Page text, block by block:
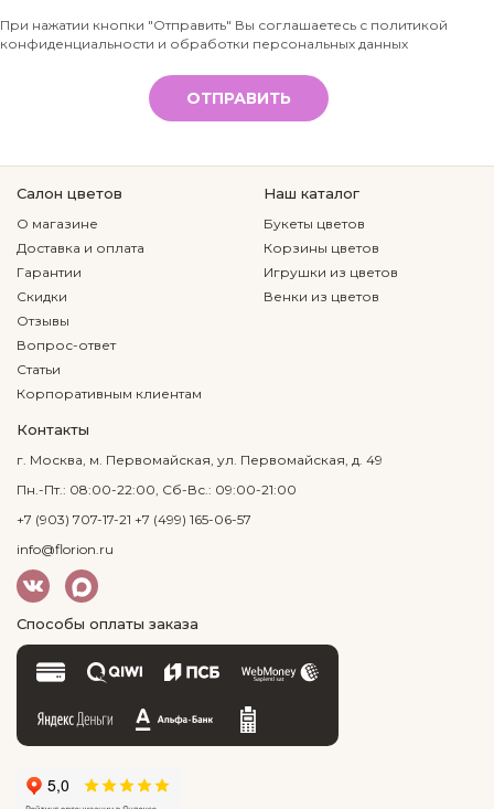
Телефон
*
При нажатии кнопки "Отправить" Вы соглашаетесь с политикой
конфиденциальности и обработки персональных данных
ОТПРАВИТЬ
Салон цветов
О магазине
Доставка и оплата
Гарантии
Скидки
Отзывы
Вопрос-ответ
Статьи
Корпоративным клиентам
Наш каталог
Букеты цветов
Корзины цветов
Игрушки из цветов
Венки из цветов
Контакты
г. Москва, м. Первомайская, ул. Первомайская, д. 49
Пн.-Пт.: 08:00-22:00, Сб-Вс.: 09:00-21:00
+7 (903) 707-17-21 +7 (499) 165-06-57
info@florion.ru
Способы оплаты заказа